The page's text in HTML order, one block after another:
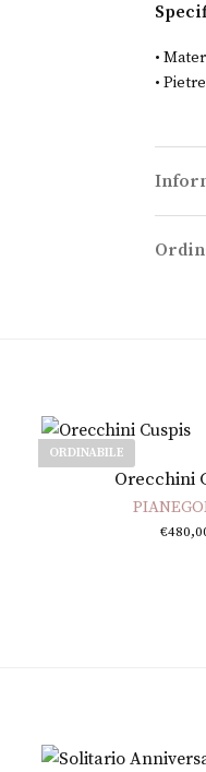
•
•
ORDINABILE
Leggi
Orecchini
€